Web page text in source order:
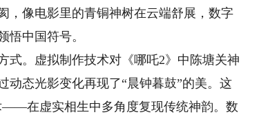
，像电影里的青铜神树在云端舒展，数字
悟中国符号。
。虚拟制作技术对《哪吒2》中陈塘关神
动态光影变化再现了“晨钟暮鼓”的美。这
——在虚实相生中多角度复现传统神韵。数